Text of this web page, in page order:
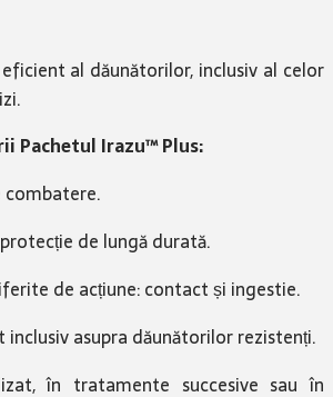
al dăunătorilor, inclusiv al celor
Pachetul Irazu™ Plus:
combatere.
de lungă durată.
de acțiune: contact și ingestie.
asupra dăunătorilor rezistenți.
în tratamente succesive sau în